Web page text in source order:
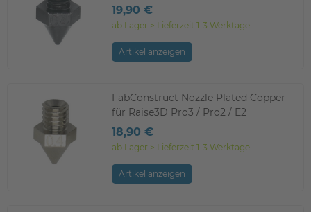
19,90 €
ab Lager > Lieferzeit 1-3 Werktage
Artikel anzeigen
FabConstruct Nozzle Plated Copper
für Raise3D Pro3 / Pro2 / E2
18,90 €
ab Lager > Lieferzeit 1-3 Werktage
Artikel anzeigen